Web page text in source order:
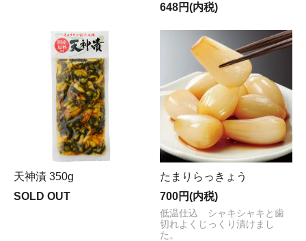
648円(内税)
天神漬 350g
SOLD OUT
たまりらっきょう
700円(内税)
低温仕込 シャキシャキと歯
切れよくじっくり漬けまし
た。